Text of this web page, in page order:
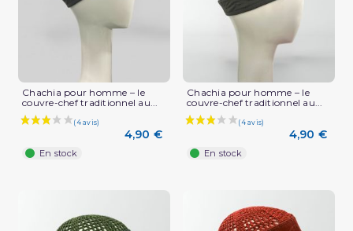
Chachia pour homme – le
couvre-chef traditionnel au...
4,90 €
En stock
Chachia pour homme – le
couvre-chef traditionnel au...
4,90 €
En stock